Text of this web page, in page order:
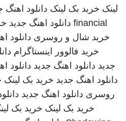
لینک خرید بک لینک دانلود اهنگ
financial دانلود اهنگ جدید
خرید شال و روسری دانلود
خرید فالوور اینستاگرام
جدید دانلود اهنگ جدید دانلود
دانلود اهنگ جدید خرید بک لینک
روسری دانلود اهنگ جدید
خرید بک لینک خرید بک